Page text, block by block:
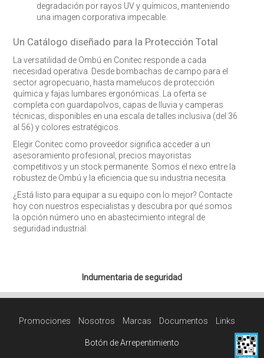
degradación por rayos UV y químicos, manteniendo
una imagen corporativa impecable.
Un Catálogo diseñado para la Protección Total
La versatilidad de Ombú en Conitec responde a cada
necesidad operativa. Desde bombachas de campo para el
sector agropecuario, hasta mamelucos de protección
química y fajas lumbares ergonómicas. La oferta se
completa con guardapolvos, capas de lluvia y camperas
técnicas, disponibles en una escala de talles inclusiva (del 36
al 56) y colores estratégicos.
Elegir Conitec como proveedor significa acceder a un
asesoramiento profesional, precios mayoristas
competitivos y un stock permanente. Somos el nexo entre la
robustez de Ombú y la eficiencia que su industria necesita.
¿Está listo para equipar a su equipo con lo mejor? Contacte
hoy con nuestros especialistas y descubra por qué somos
la opción número uno en abastecimiento integral de
seguridad industrial.
Indumentaria de seguridad
Promociones Nosotros Marcas Documentos Links
Botón de Arrepentimiento